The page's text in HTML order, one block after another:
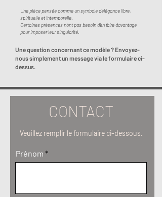
Une pièce pensée comme un symbole d’élégance libre,
spirituelle et intemporelle.
Certaines présences n’ont pas besoin d’en faire davantage
pour imposer leur singularité.
Une question concernant ce modèle ? Envoyez-
nous simplement un message via le formulaire ci-
dessus.
CONTACT
Veuillez remplir le formulaire ci-dessous.
Prénom